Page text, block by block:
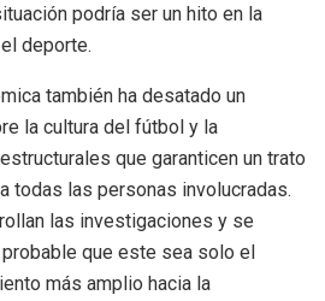
podría ser un hito en la
deporte.
también ha desatado un
la cultura del fútbol y la
que garanticen un trato
todas las personas involucradas.
las investigaciones y se
que este sea solo el
más amplio hacia la